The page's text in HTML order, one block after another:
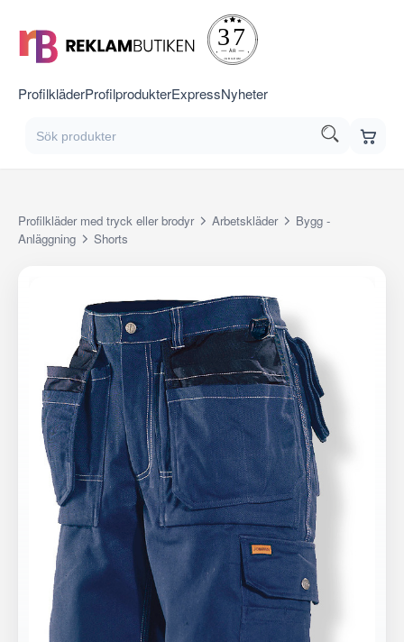
ProfilkläderProfilprodukterExpressNyheter
Profilkläder med tryck eller brodyr Arbetskläder
Bygg -
Anläggning
Shorts